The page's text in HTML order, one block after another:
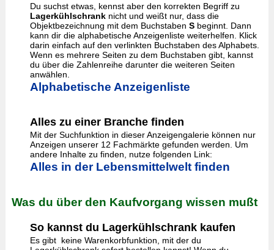
Du suchst etwas, kennst aber den korrekten Begriff zu
Lagerkühlschranknicht und weißt nur, dass die
Objektbezeichnung mit dem Buchstaben Sbeginnt. Dann
kann dir die alphabetische Anzeigenliste weiterhelfen. Klick
darin einfach auf den verlinkten Buchstaben des Alphabets.
Wenn es mehrere Seiten zu dem Buchstaben gibt, kannst
du über die Zahlenreihe darunter die weiteren Seiten
anwählen.
Alphabetische Anzeigenliste
Alles zu einer Branche finden
Mit der Suchfunktion in dieser Anzeigengalerie können nur
Anzeigen unserer 12 Fachmärkte gefunden werden. Um
andere Inhalte zu finden, nutze folgenden Link:
Alles in der Lebensmittelwelt finden
Was du über den Kaufvorgang wissen mußt
So kannst du Lagerkühlschrank kaufen
Es gibt keine Warenkorbfunktion, mit der du